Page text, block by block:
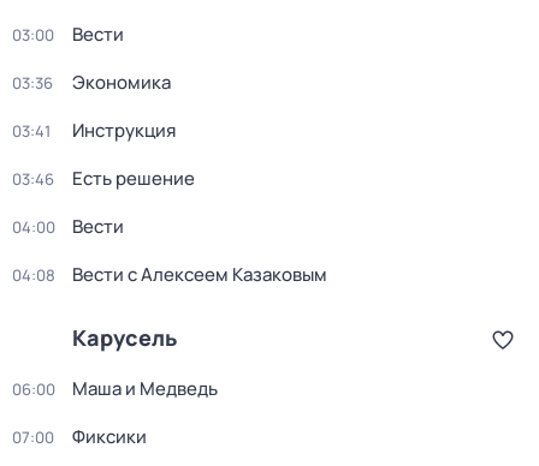
03:00 Вести
03:36 Экономика
03:41 Инструкция
03:46 Есть решение
04:00 Вести
04:08 Вести с Алексеем Казаковым
Карусель
06:00 Маша и Медведь
07:00 Фиксики